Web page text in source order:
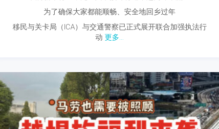
为了确保大家都能顺畅、安全地回乡过年
移民与关卡局（ICA）与交通警察已正式展开联合加强执法行
动 更多...